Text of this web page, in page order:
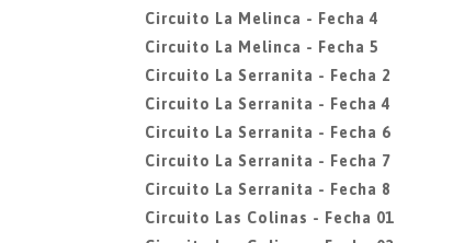
Circuito La Melinca - Fecha 4
Circuito La Melinca - Fecha 5
Circuito La Serranita - Fecha 2
Circuito La Serranita - Fecha 4
Circuito La Serranita - Fecha 6
Circuito La Serranita - Fecha 7
Circuito La Serranita - Fecha 8
Circuito Las Colinas - Fecha 01